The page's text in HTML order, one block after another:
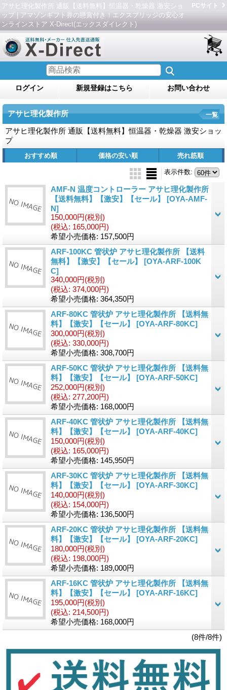
アサヒ理化製作所 通販【送料無料】恒温器・乾燥器 激安ショ
ップ | アマゾンギフト券の懸賞付き！エクスブリッジの安心オ
ンラインストア X-Direct(エックスダイレクト)
PCサイト
ログイン 新規登録はこちら お問い合わせ
アサヒ理化製作所
アサヒ理化製作所 通販【送料無料】恒温器・乾燥器 激安ショッ
プ
一覧
おすすめ順 価格の安い順 売れ筋順
表示件数:
AMF-N 温度コントローラー アサヒ理化製作所
【送料無料】【激安】【セール】 [OYA-AMF-
N]
150,000円(税別)
(税込: 165,000円)
希望小売価格: 157,500円
ARF-100KC 管状炉 アサヒ理化製作所 【送料
無料】【激安】【セール】 [OYA-ARF-100K
C]
340,000円(税別)
(税込: 374,000円)
希望小売価格: 364,350円
ARF-80KC 管状炉 アサヒ理化製作所 【送料無
料】【激安】【セール】 [OYA-ARF-80KC]
300,000円(税別)
(税込: 330,000円)
希望小売価格: 308,700円
ARF-50KC 管状炉 アサヒ理化製作所 【送料無
料】【激安】【セール】 [OYA-ARF-50KC]
252,000円(税別)
(税込: 277,200円)
希望小売価格: 168,000円
ARF-40KC 管状炉 アサヒ理化製作所 【送料無
料】【激安】【セール】 [OYA-ARF-40KC]
150,000円(税別)
(税込: 165,000円)
希望小売価格: 145,950円
ARF-30KC 管状炉 アサヒ理化製作所 【送料無
料】【激安】【セール】 [OYA-ARF-30KC]
140,000円(税別)
(税込: 154,000円)
希望小売価格: 136,500円
ARF-20KC 管状炉 アサヒ理化製作所 【送料無
料】【激安】【セール】 [OYA-ARF-20KC]
180,000円(税別)
(税込: 198,000円)
希望小売価格: 189,000円
ARF-16KC 管状炉 アサヒ理化製作所 【送料無
料】【激安】【セール】 [OYA-ARF-16KC]
195,000円(税別)
(税込: 214,500円)
希望小売価格: 168,000円
(8件/8件)